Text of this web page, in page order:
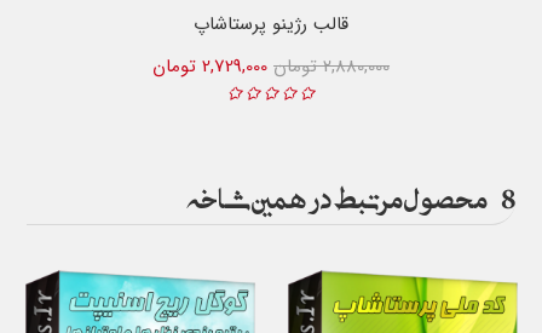
قالب رژینو پرستاشاپ
2,729,000 تومان
2,880,000 تومان
8 محصول مرتبط در همین شاخه